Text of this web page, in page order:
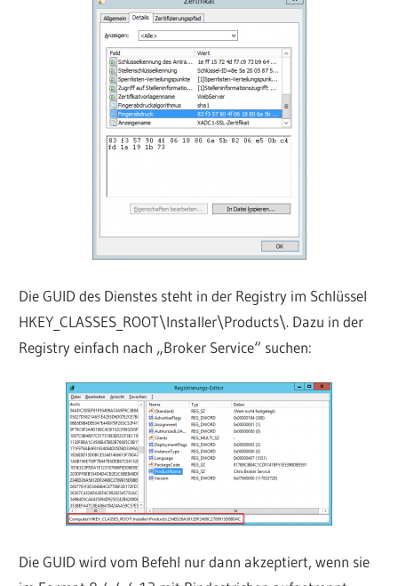
Die GUID des Dienstes steht in der Registry im Schlüssel
HKEY_CLASSES_ROOT\Installer\Products\. Dazu in der
Registry einfach nach „Broker Service“ suchen:
Die GUID wird vom Befehl nur dann akzeptiert, wenn sie